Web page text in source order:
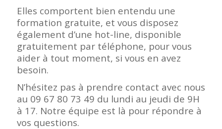
Elles comportent bien entendu une
formation gratuite, et vous disposez
également d’une hot-line, disponible
gratuitement par téléphone, pour vous
aider à tout moment, si vous en avez
besoin.
N’hésitez pas à prendre contact avec nous
au 09 67 80 73 49 du lundi au jeudi de 9H
à 17. Notre équipe est là pour répondre à
vos questions.